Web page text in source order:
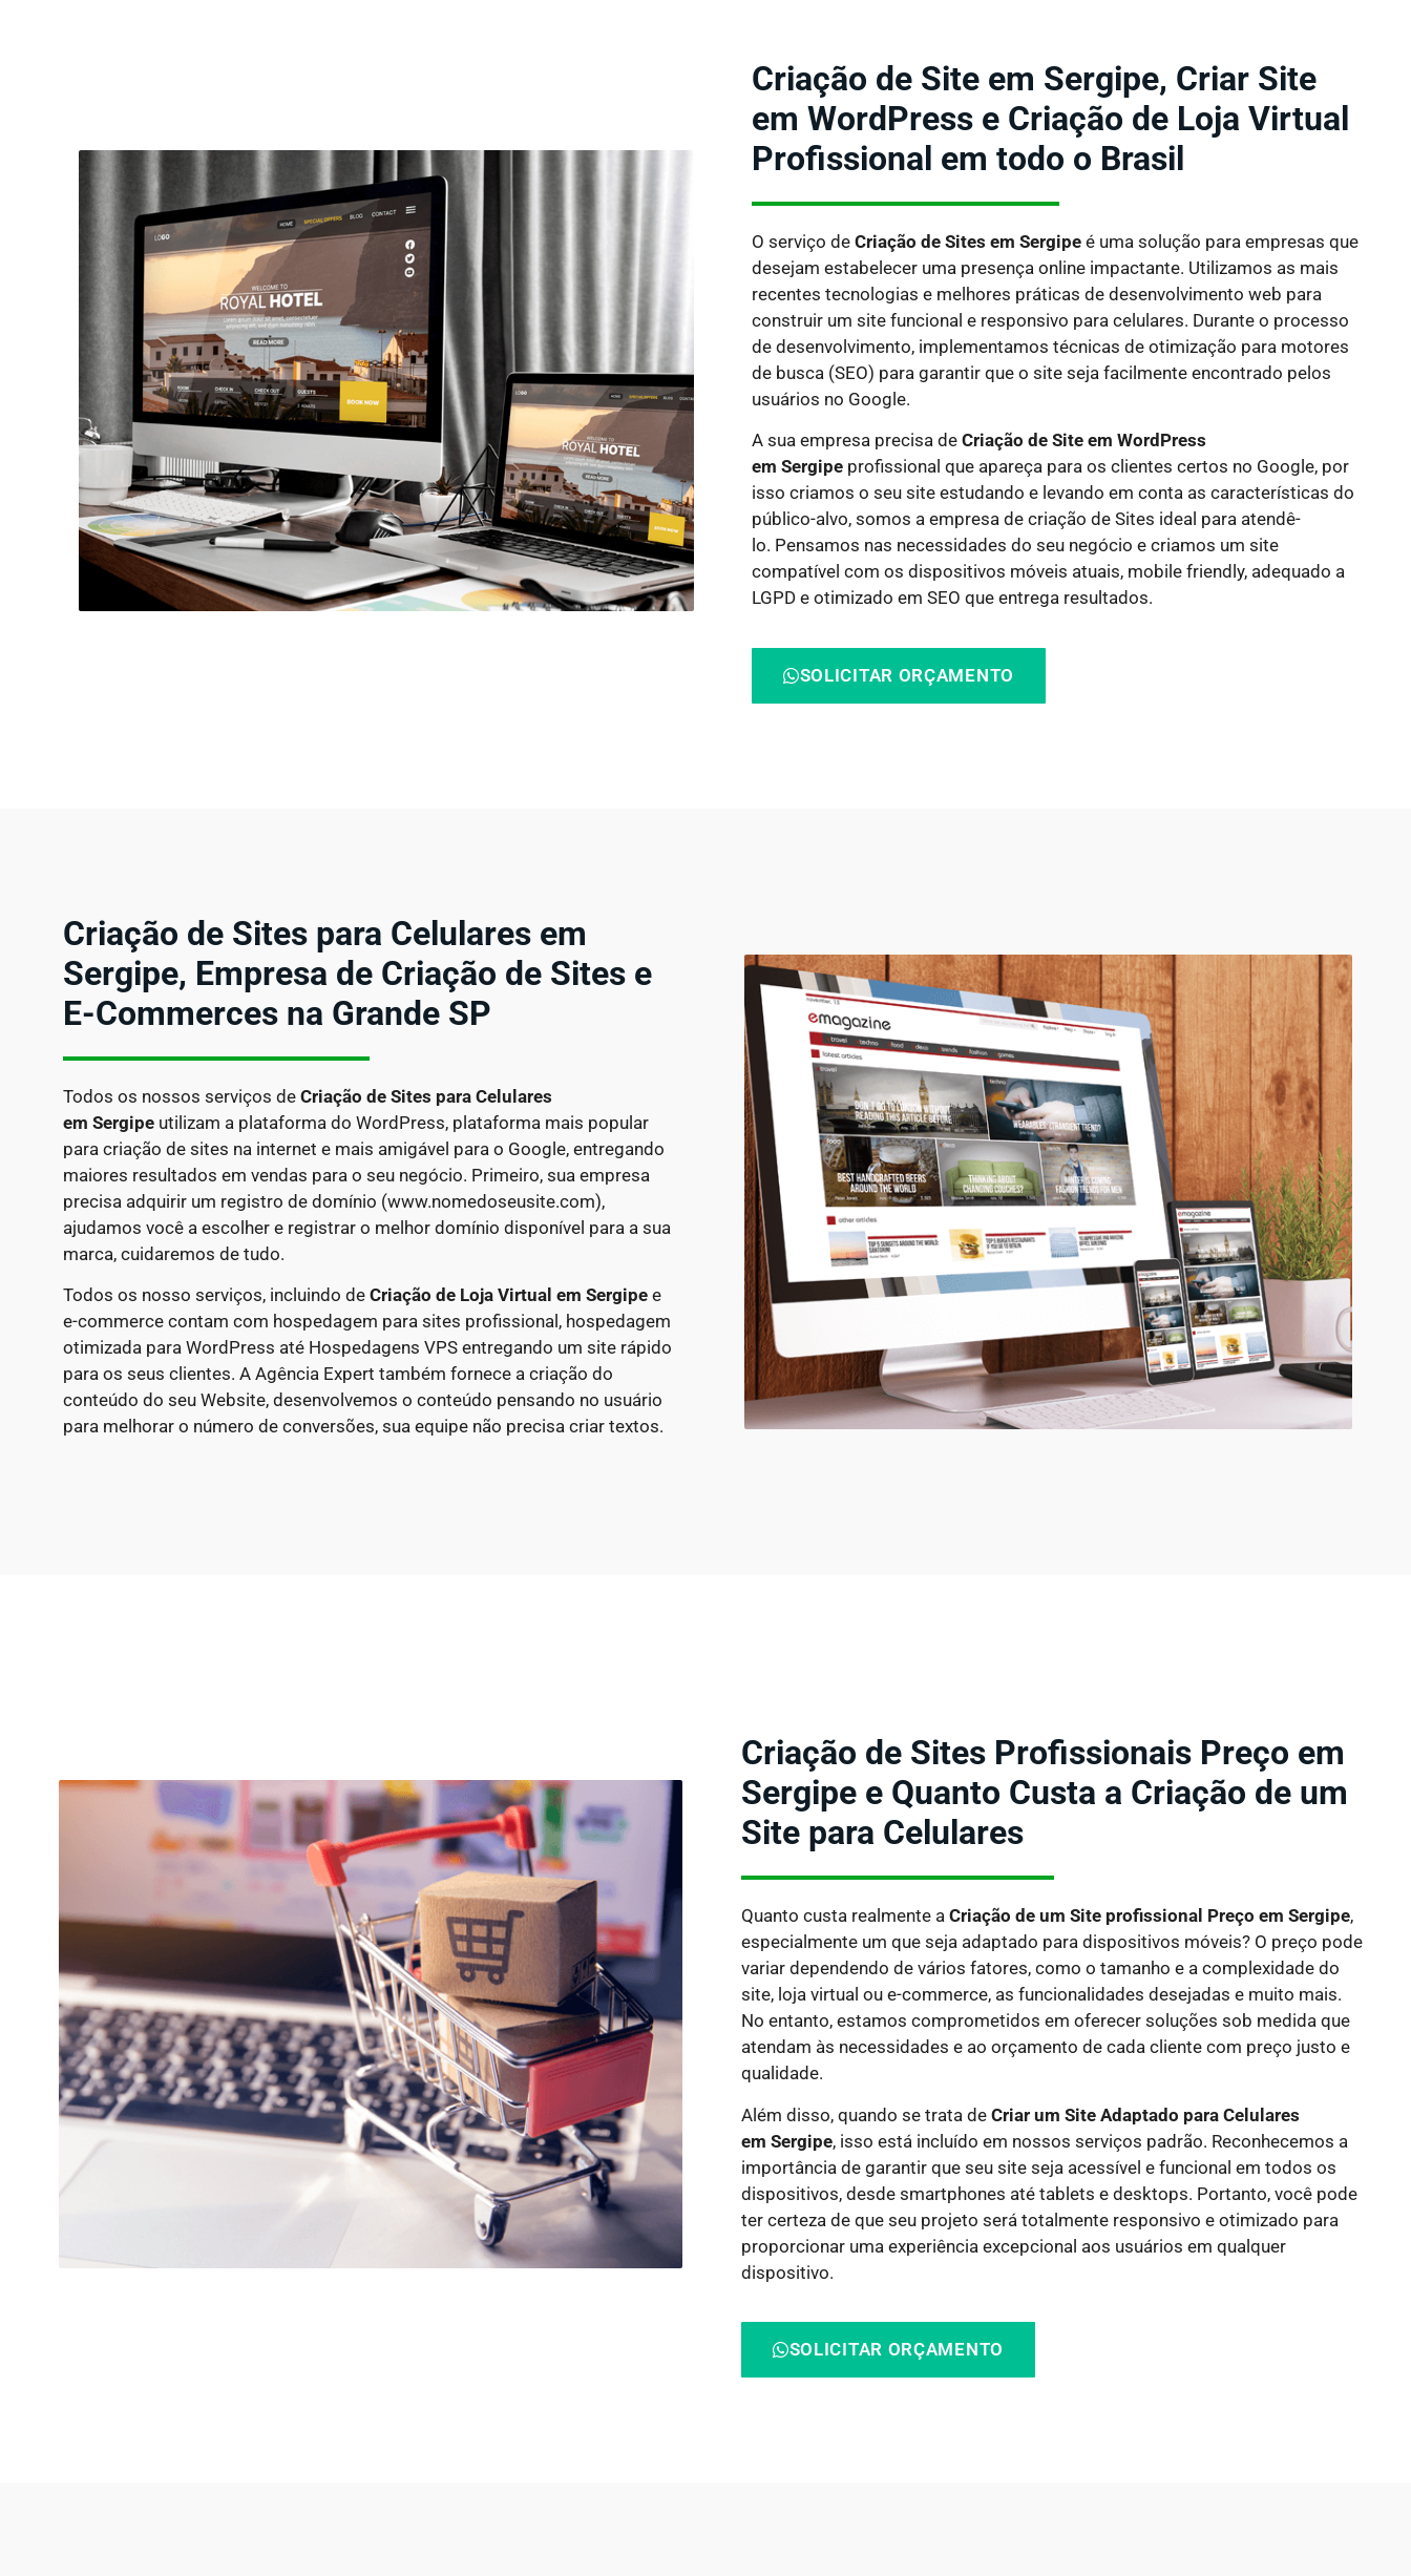
Criação de Site em Sergipe, Criar Site
em WordPress e Criação de Loja Virtual
Profissional em todo o Brasil
O serviço de Criação de Sites em Sergipeé uma solução para empresas que
desejam estabelecer uma presença online impactante. Utilizamos as mais
recentes tecnologias e melhores práticas de desenvolvimento web para
construir um site funcional e responsivo para celulares. Durante o processo
de desenvolvimento, implementamos técnicas de otimização para motores
de busca (SEO) para garantir que o site seja facilmente encontrado pelos
usuários no Google.
A sua empresa precisa de Criação de Site em WordPress
em Sergipeprofissional que apareça para os clientes certos no Google, por
isso criamos o seu site estudando e levando em conta as características do
público-alvo, somos a empresa de criação de Sites ideal para atendê-
lo. Pensamos nas necessidades do seu negócio e criamos um site
compatível com os dispositivos móveis atuais, mobile friendly, adequado a
LGPD e otimizado em SEO que entrega resultados.
SOLICITAR ORÇAMENTO
Criação de Sites para Celulares em
Sergipe, Empresa de Criação de Sites e
E-Commerces na Grande SP
Todos os nossos serviços de Criação de Sites para Celulares
em Sergipe utilizam a plataforma do WordPress, plataforma mais popular
para criação de sites na internet e mais amigável para o Google, entregando
maiores resultados em vendas para o seu negócio. Primeiro, sua empresa
precisa adquirir um registro de domínio (www.nomedoseusite.com),
ajudamos você a escolher e registrar o melhor domínio disponível para a sua
marca, cuidaremos de tudo.
Todos os nosso serviços, incluindo de Criação de Loja Virtual em Sergipe e
e-commerce contam com hospedagem para sites profissional, hospedagem
otimizada para WordPress até Hospedagens VPS entregando um site rápido
para os seus clientes. A Agência Expert também fornece a criação do
conteúdo do seu Website, desenvolvemos o conteúdo pensando no usuário
para melhorar o número de conversões, sua equipe não precisa criar textos.
Criação de Sites Profissionais Preço em
Sergipe e Quanto Custa a Criação de um
Site para Celulares
Quanto custa realmente a Criação de um Site profissional Preço em Sergipe,
especialmente um que seja adaptado para dispositivos móveis? O preço pode
variar dependendo de vários fatores, como o tamanho e a complexidade do
site, loja virtual ou e-commerce, as funcionalidades desejadas e muito mais.
No entanto, estamos comprometidos em oferecer soluções sob medida que
atendam às necessidades e ao orçamento de cada cliente com preço justo e
qualidade.
Além disso, quando se trata de Criar um Site Adaptado para Celulares
em Sergipe, isso está incluído em nossos serviços padrão. Reconhecemos a
importância de garantir que seu site seja acessível e funcional em todos os
dispositivos, desde smartphones até tablets e desktops. Portanto, você pode
ter certeza de que seu projeto será totalmente responsivo e otimizado para
proporcionar uma experiência excepcional aos usuários em qualquer
dispositivo.
SOLICITAR ORÇAMENTO